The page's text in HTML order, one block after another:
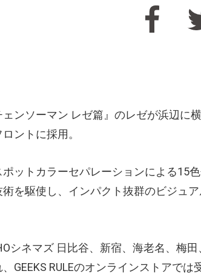
ンソーマン レゼ篇』のレゼが浜辺に
ントに採用。
ットカラーセパレーションによる15
術を駆使し、インパクト抜群のビジュ
シネマズ 日比谷、新宿、海老名、梅
GEEKS RULEのオンラインストアでは